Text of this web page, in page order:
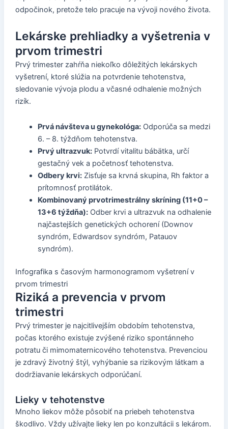
odpočinok, pretože telo pracuje na vývoji nového života.
Lekárske prehliadky a vyšetrenia v
prvom trimestri
Prvý trimester zahŕňa niekoľko dôležitých lekárskych
vyšetrení, ktoré slúžia na potvrdenie tehotenstva,
sledovanie vývoja plodu a včasné odhalenie možných
rizík.
Prvá návšteva u gynekológa:Odporúča sa medzi
6. – 8. týždňom tehotenstva.
Prvý ultrazvuk:Potvrdí vitalitu bábätka, určí
gestačný vek a početnosť tehotenstva.
Odbery krvi:Zisťuje sa krvná skupina, Rh faktor a
prítomnosť protilátok.
Kombinovaný prvotrimestrálny skríning (11+0 –
13+6 týždňa):Odber krvi a ultrazvuk na odhalenie
najčastejších genetických ochorení (Downov
syndróm, Edwardsov syndróm, Patauov
syndróm).
Infografika s časovým harmonogramom vyšetrení v
prvom trimestri
Riziká a prevencia v prvom
trimestri
Prvý trimester je najcitlivejším obdobím tehotenstva,
počas ktorého existuje zvýšené riziko spontánneho
potratu či mimomaternicového tehotenstva. Prevenciou
je zdravý životný štýl, vyhýbanie sa rizikovým látkam a
dodržiavanie lekárskych odporúčaní.
Lieky v tehotenstve
Mnoho liekov môže pôsobiť na priebeh tehotenstva
škodlivo. Vždy užívajte lieky len po konzultácii s lekárom.